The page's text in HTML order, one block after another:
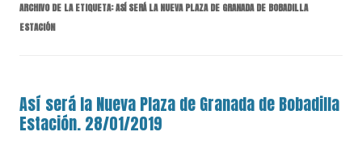
ARCHIVO DE LA ETIQUETA:ASÍ SERÁ LA NUEVA PLAZA DE GRANADA DE BOBADILLA
ESTACIÓN
Así será la Nueva Plaza de Granada de Bobadilla
Estación. 28/01/2019